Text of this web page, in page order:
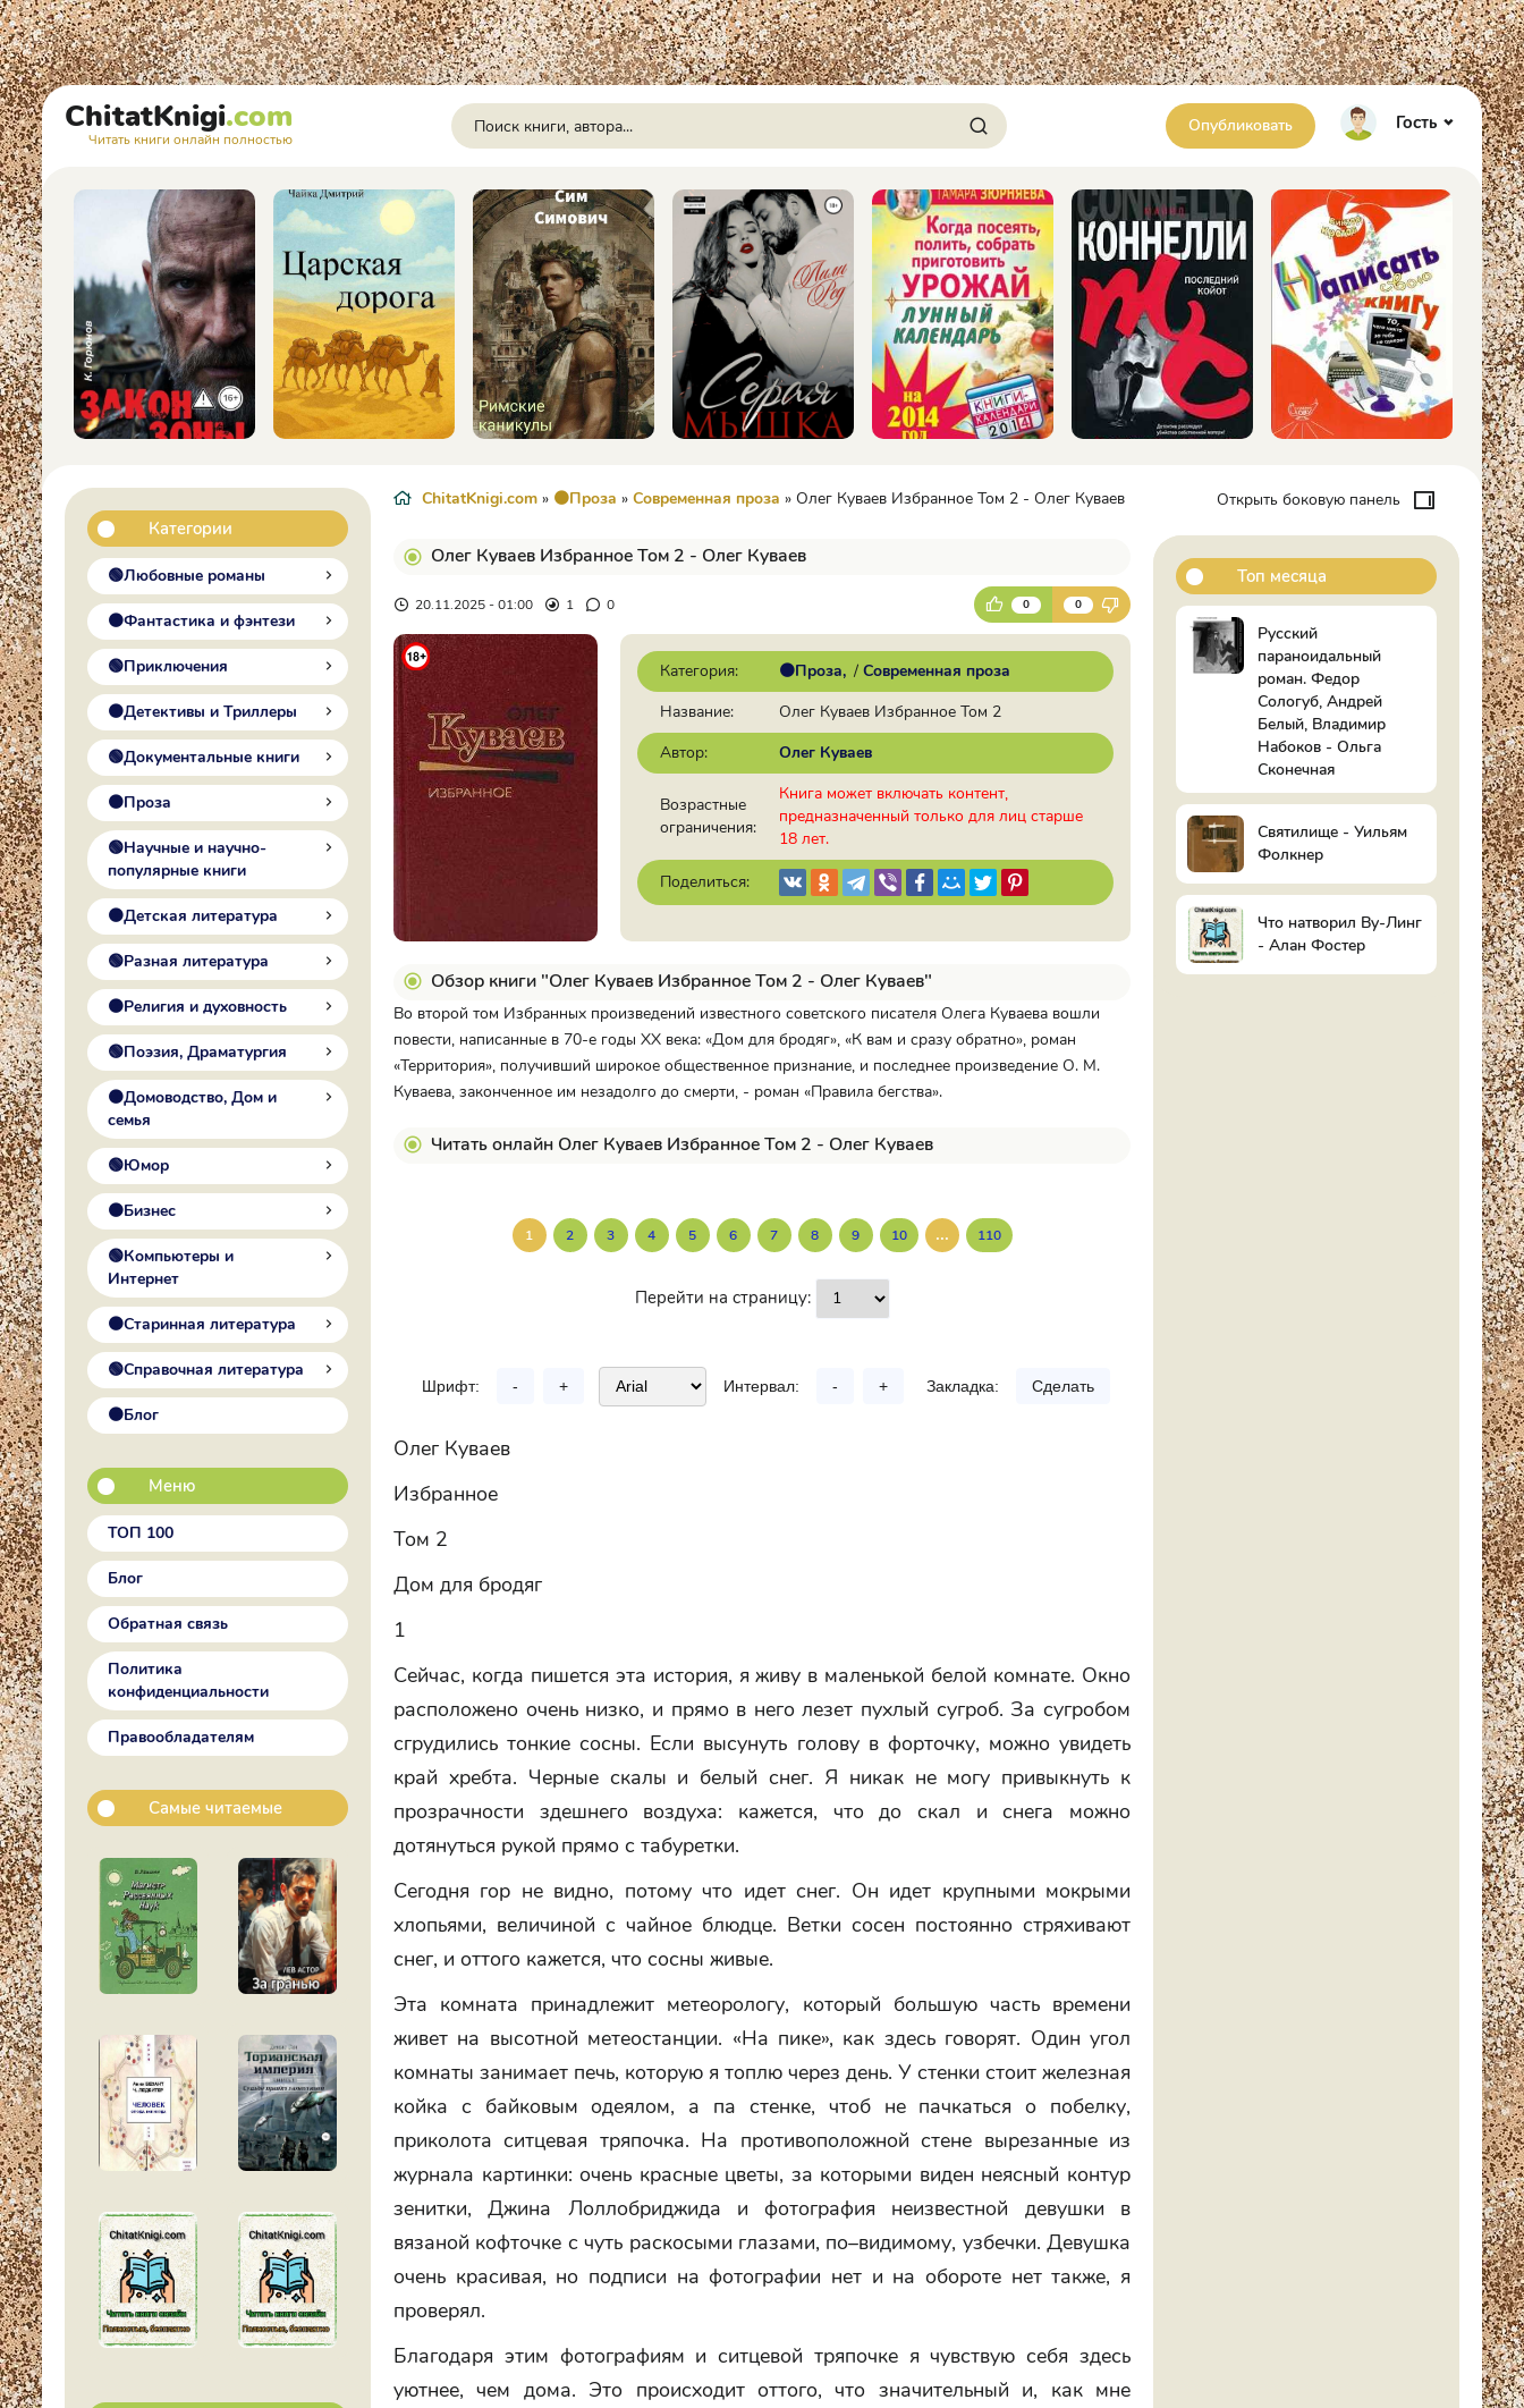
ChitatKnigi.com
Читать книги онлайн полностью
Опубликовать Гость
Категории
🟢Любовные романы
🟠Фантастика и фэнтези
🟢Приключения
🟠Детективы и Триллеры
🟢Документальные книги
🟠Проза
🟢Научные и научно-
популярные книги
🟠Детская литература
🟢Разная литература
🟠Религия и духовность
🟢Поэзия, Драматургия
🟠Домоводство, Дом и
семья
🟢Юмор
🟠Бизнес
🟢Компьютеры и
Интернет
🟠Старинная литература
🟢Справочная литература
🟠Блог
Меню
ТОП 100
Блог
Обратная связь
Политика
конфиденциальности
Правообладателям
Самые читаемые
ChitatKnigi.com » 🟠Проза » Современная проза » Олег Куваев Избранное Том 2 - Олег Куваев
Олег Куваев Избранное Том 2 - Олег Куваев
20.11.2025 - 01:00 1 0 0 0
Категория: 🟠Проза / Современная проза
Название:
Олег Куваев Избранное Том 2
Автор:
Олег Куваев
Возрастные
ограничения:
Книга может включать контент,
предназначенный только для лиц старше
18 лет.
Поделиться:
Обзор книги "Олег Куваев Избранное Том 2 - Олег Куваев"
Во второй том Избранных произведений известного советского писателя Олега Куваева вошли
повести, написанные в 70-е годы XX века: «Дом для бродяг», «К вам и сразу обратно», роман
«Территория», получивший широкое общественное признание, и последнее произведение О. М.
Куваева, законченное им незадолго до смерти, - роман «Правила бегства».
Читать онлайн Олег Куваев Избранное Том 2 - Олег Куваев
1 2 3 4 5 6 7 8 9 10 ... 110
Перейти на страницу:
Шрифт: - + Интервал: - + Закладка: Сделать
Олег Куваев
Избранное
Том 2
Дом для бродяг
1
Сейчас, когда пишется эта история, я живу в маленькой белой комнате. Окно
расположено очень низко, и прямо в него лезет пухлый сугроб. За сугробом
сгрудились тонкие сосны. Если высунуть голову в форточку, можно увидеть
край хребта. Черные скалы и белый снег. Я никак не могу привыкнуть к
прозрачности здешнего воздуха: кажется, что до скал и снега можно
дотянуться рукой прямо с табуретки.
Сегодня гор не видно, потому что идет снег. Он идет крупными мокрыми
хлопьями, величиной с чайное блюдце. Ветки сосен постоянно стряхивают
снег, и оттого кажется, что сосны живые.
Эта комната принадлежит метеорологу, который большую часть времени
живет на высотной метеостанции. «На пике», как здесь говорят. Один угол
комнаты занимает печь, которую я топлю через день. У стенки стоит железная
койка с байковым одеялом, а па стенке, чтоб не пачкаться о побелку,
приколота ситцевая тряпочка. На противоположной стене вырезанные из
журнала картинки: очень красные цветы, за которыми виден неясный контур
зенитки, Джина Лоллобриджида и фотография неизвестной девушки в
вязаной кофточке с чуть раскосыми глазами, по–видимому, узбечки. Девушка
очень красивая, но подписи на фотографии нет и на обороте нет также, я
проверял.
Благодаря этим фотографиям и ситцевой тряпочке я чувствую себя здесь
уютнее, чем дома. Это происходит оттого, что значительный и, как мне
Открыть боковую панель
Топ месяца
Русский
параноидальный
роман. Федор
Сологуб, Андрей
Белый, Владимир
Набоков - Ольга
Сконечная
Святилище - Уильям
Фолкнер
Что натворил Ву-Линг
- Алан Фостер